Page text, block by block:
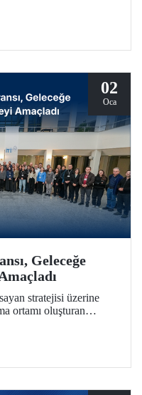
Ödülü’ne layık
02
Oca
Geleceğe
stratejisi üzerine
ortamı oluşturan